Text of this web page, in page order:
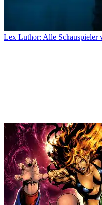
Lex Luthor: Alle Schauspieler